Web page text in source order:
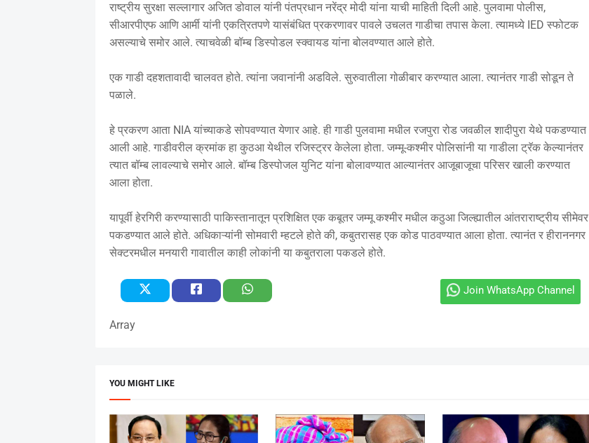
राष्ट्रीय सुरक्षा सल्लागार अजित डोवाल यांनी पंतप्रधान नरेंद्र मोदी यांना याची माहिती दिली आहे. पुलवामा पोलीस,
सीआरपीएफ आणि आर्मी यांनी एकत्रितपणे यासंबंधित प्रकरणावर पावले उचलत गाडीचा तपास केला. त्यामध्ये IED स्फोटक
असल्याचे समोर आले. त्याचवेळी बॉम्ब डिस्पोडल स्क्वायड यांना बोलवण्यात आले होते.
एक गाडी दहशतावादी चालवत होते. त्यांना जवानांनी अडविले. सुरुवातीला गोळीबार करण्यात आला. त्यानंतर गाडी सोडून ते
पळाले.
हे प्रकरण आता NIA यांच्याकडे सोपवण्यात येणार आहे. ही गाडी पुलवामा मधील रजपुरा रोड जवळील शादीपुरा येथे पकडण्यात
आली आहे. गाडीवरील क्रमांक हा कुठआ येथील रजिस्ट्रर केलेला होता. जम्मू-कश्मीर पोलिसांनी या गाडीला ट्रॅक केल्यानंतर
त्यात बॉम्ब लावल्याचे समोर आले. बॉम्ब डिस्पोजल युनिट यांना बोलावण्यात आल्यानंतर आजूबाजूचा परिसर खाली करण्यात
आला होता.
यापूर्वी हेरगिरी करण्यासाठी पाकिस्तानातून प्रशिक्षित एक कबूतर जम्मू कश्मीर मधील कठुआ जिल्ह्यातील आंतराराष्ट्रीय सीमेवर
पकडण्यात आले होते. अधिकाऱ्यांनी सोमवारी म्हटले होते की, कबुतरासह एक कोड पाठवण्यात आला होता. त्यानंत र हीराननगर
सेक्टरमधील मनयारी गावातील काही लोकांनी या कबुतराला पकडले होते.
Join WhatsApp Channel
Array
YOU MIGHT LIKE